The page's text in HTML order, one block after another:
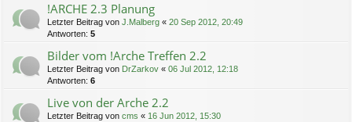
!ARCHE 2.3 Planung
Letzter Beitrag von J.Malberg « 20 Sep 2012, 20:49
Antworten: 5
Bilder vom !Arche Treffen 2.2
Letzter Beitrag von DrZarkov « 06 Jul 2012, 12:18
Antworten: 6
Live von der Arche 2.2
Letzter Beitrag von cms « 16 Jun 2012, 15:30